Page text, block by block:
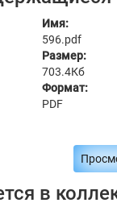
Имя:
596.pdf
Размер:
703.4Кб
Формат:
PDF
в